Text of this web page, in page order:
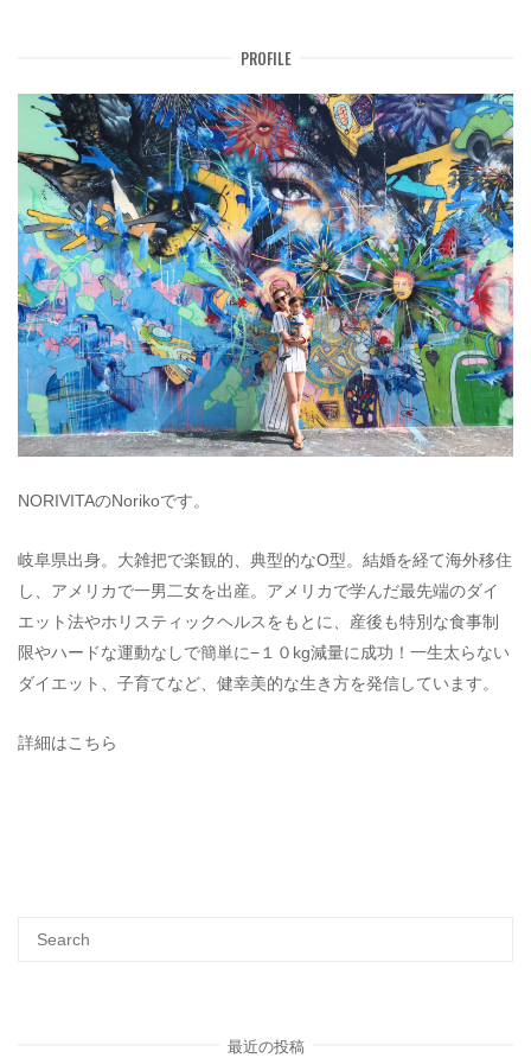
PROFILE
NORIVITAのNorikoです。
岐阜県出身。大雑把で楽観的、典型的なO型。結婚を経て海外移住
し、アメリカで一男二女を出産。アメリカで学んだ最先端のダイ
エット法やホリスティックヘルスをもとに、産後も特別な食事制
限やハードな運動なしで簡単に−１０kg減量に成功！一生太らない
ダイエット、子育てなど、健幸美的な生き方を発信しています。
詳細はこちら
最近の投稿